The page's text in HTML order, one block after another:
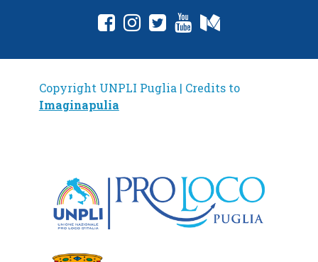
fab fa-facebook-square
fab fa-instagram
fab fa-twitter-square
fab fa-youtube
Copyright UNPLI Puglia | Credits to
Imaginapulia